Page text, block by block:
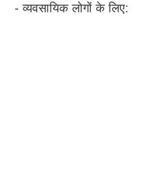
- व्यवसायिक लोगों के लिए: